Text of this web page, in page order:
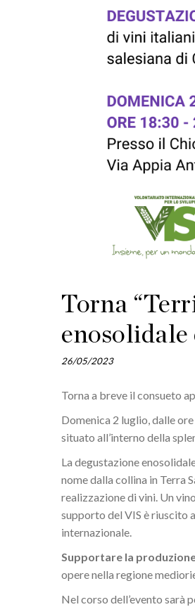
Torna
enosolidale
26/05/2023
Torna a breve il consueto
Domenica 2 luglio, dalle
situato all’interno della
La degustazione
nome dalla collina in Terra
realizzazione di vini. Un
supporto del VIS è riuscito
internazionale.
Supportare la
opere nella regione
Nel corso dell’evento sarà